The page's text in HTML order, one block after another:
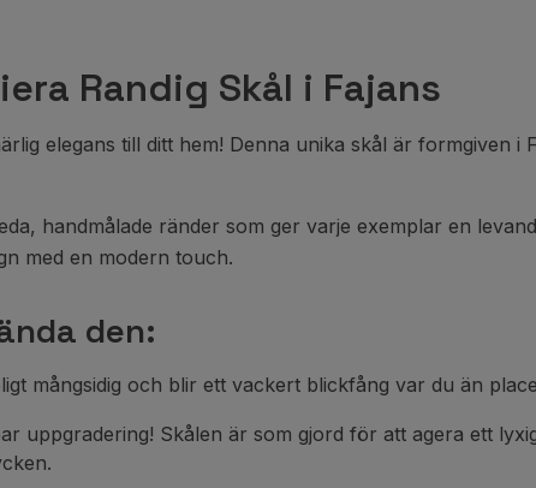
Randig Skål i Fajans
elegans till ditt hem! Denna unika skål är formgiven
handmålade ränder som ger varje exemplar en
med en modern touch.
den:
mångsidig och blir ett vackert blickfång var du än
uppgradering! Skålen är som gjord för att agera ett